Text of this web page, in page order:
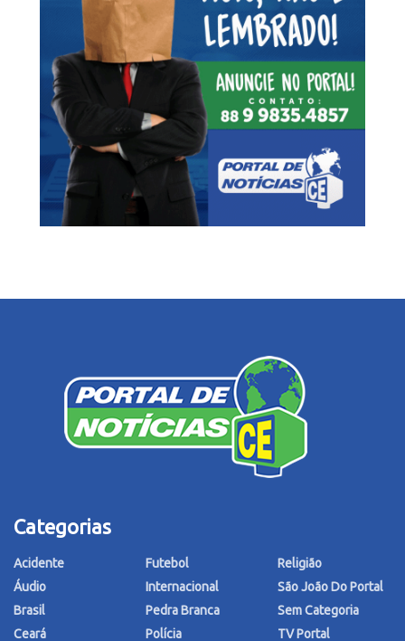
Categorias
Acidente
Áudio
Brasil
Ceará
Futebol
Internacional
Pedra Branca
Polícia
Religião
São João Do Portal
Sem Categoria
TV Portal